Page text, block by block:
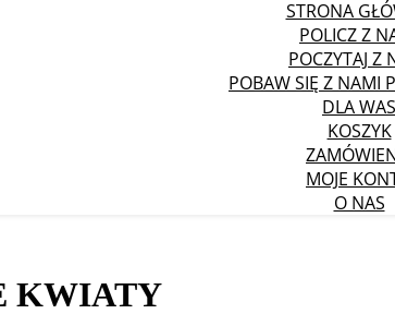
STRONA
POLICZ Z
POCZYTAJ Z
POBAW SIĘ Z NAMI
DLA WAS
KOSZYK
MOJE
O NAS
KWIATY